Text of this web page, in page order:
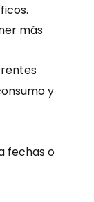
más
y
fechas o